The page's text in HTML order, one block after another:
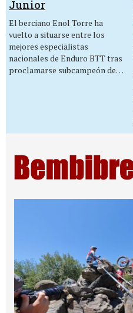
Junior
El berciano Enol Torre ha
vuelto a situarse entre los
mejores especialistas
nacionales de Enduro BTT tras
proclamarse subcampeón de…